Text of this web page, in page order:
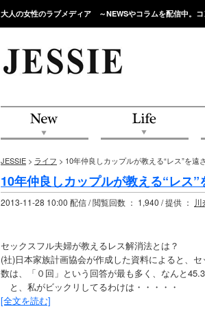
大人の女性のラブメディア ～NEWSやコラムを配信中。
JESSIE > ライフ > 10年仲良しカップルが教える“レス”を遠
10年仲良しカップルが教える“レス
2013-11-28 10:00 配信 / 閲覧回数 ： 1,940 / 提供 ：
セックスフル夫婦が教えるレス解消法とは？
(社)日本家族計画協会が作成した資料によると、
数は、「０回」という回答が最も多く、なんと
と、私がビックリしてるわけは・・・・・
[全文を読む]